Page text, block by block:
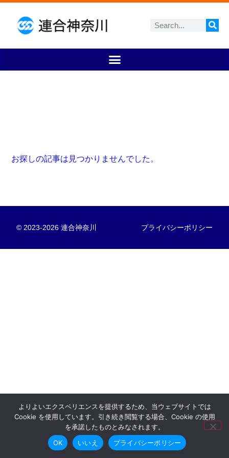
お探しの記事は見つかりませんでした。
© 2023-2026 連合神奈川 プライバシーポリシー
よりよいエクスペリエンスを提供するため、当ウェブサイトでは
Cookie を使用しています。引き続き閲覧する場合、Cookie の使用
を承諾したものとみなされます。
OK
いいえ プライバシーポリシー